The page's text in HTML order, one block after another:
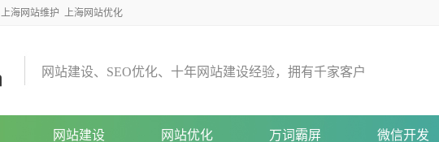
上海网站维护 上海网站优化
网 站建设、 SEO优化、 十年网 站建设经验， 拥有千家客户
网站建设 网站优化 万词霸屏 微信开发